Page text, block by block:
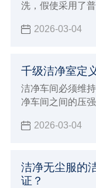
洗，假使采用了
搬运过程中，也
2026-03-04
千级洁净室定
洁净车间必须维
净车间之间的压
逆流到高级洁净车
2026-03-04
洁净无尘服的
证？